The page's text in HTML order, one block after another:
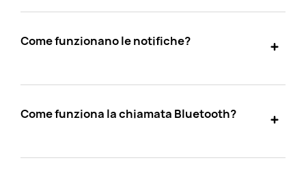
Come funzionano le notifiche?
Come funziona la chiamata Bluetooth?